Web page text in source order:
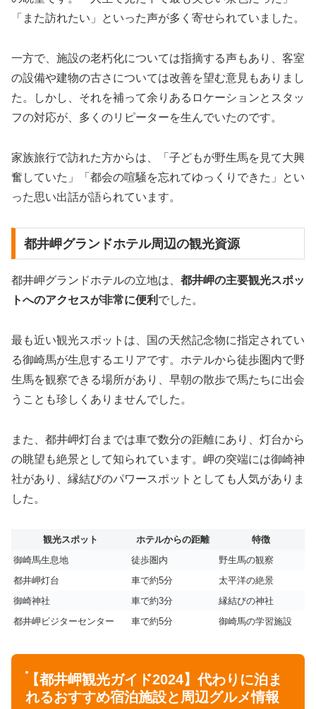
「また訪れたい」といった声が多く寄せられていました。
一方で、施設の老朽化については指摘する声もあり、客室
の設備や建物の古さについては改善を望む意見もありまし
た。しかし、それを補って余りあるロケーションとスタッ
フの対応が、多くのリピーターを生んでいたのです。
家族旅行で訪れた方からは、「子どもが野生馬を見て大興
奮していた」「都会の喧騒を忘れてゆっくりできた」とい
った思い出話が語られています。
都井岬グランドホテル周辺の観光資源
都井岬グランドホテルの立地は、 都井岬の主要観光スポッ
トへのアクセスが非常に便利 でした。
最も近い観光スポットは、国の天然記念物に指定されてい
る御崎馬が生息するエリアです。ホテルから徒歩圏内で野
生馬を観察できる場所があり、早朝の散歩で馬たちに出会
うことも珍しくありませんでした。
また、都井岬灯台までは車で数分の距離にあり、灯台から
の眺望も絶景として知られています。岬の突端には御崎神
社があり、縁結びのパワースポットとしても人気がありま
した。
観光スポット ホテルからの距離
特徴
御崎馬生息地
徒歩圏内
野生馬の観察
都井岬灯台
車で約5分
太平洋の絶景
御崎神社
車で約3分
縁結びの神社
都井岬ビジターセンター
車で約5分 御崎馬の学習施設
【都井岬観光ガイド2024】代わりに泊ま
れるおすすめ宿泊施設と周辺グルメ情報